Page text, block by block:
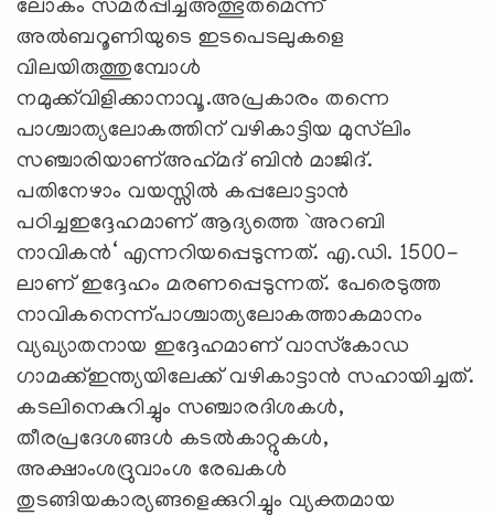
ലോകം സമര്‍പ്പിച്ചഅത്ഭുതമെന്ന്‌
അല്‍ബറൂണിയുടെ ഇടപെടലുകളെ
വിലയിരുത്തുമ്പോള്‍
നമുക്ക്‌വിളിക്കാനാവൂ.അപ്രകാരം തന്നെ
പാശ്ചാത്യലോകത്തിന്‌ വഴികാട്ടിയ മുസ്‌ലിം
സഞ്ചാരിയാണ്‌അഹ്‌മദ്‌ ബിന്‍ മാജിദ്‌.
പതിനേഴാം വയസ്സില്‍ കപ്പലോട്ടാന്‍
പഠിച്ചഇദ്ദേഹമാണ്‌ ആദ്യത്തെ `അറബി
നാവികന്‍‘ എന്നറിയപ്പെടുന്നത്‌. എ.ഡി. 1500-
ലാണ്‌ ഇദ്ദേഹം മരണപ്പെടുന്നത്‌. പേരെടുത്ത
നാവികനെന്ന്‌പാശ്ചാത്യലോകത്താകമാനം
വ്യഖ്യാതനായ ഇദ്ദേഹമാണ്‌ വാസ്‌കോഡ
ഗാമക്ക്‌ഇന്ത്യയിലേക്ക്‌ വഴികാട്ടാന്‍ സഹായിച്ചത്‌.
കടലിനെകുറിച്ചും സഞ്ചാരദിശകള്‍,
തീരപ്രദേശങ്ങള്‍ കടല്‍കാറ്റുകള്‍,
അക്ഷാംശദ്രുവാംശ രേഖകള്‍
തുടങ്ങിയകാര്യങ്ങളെക്കുറിച്ചും വ്യക്തമായ